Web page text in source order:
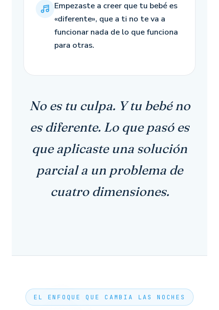
Empezaste a creer que tu bebé es
«diferente», que a ti no te va a
funcionar nada de lo que funciona
para otras.
No es tu culpa. Y tu bebé no
es diferente. Lo que pasó es
que aplicaste una solución
parcial a un problema de
cuatro dimensiones.
EL ENFOQUE QUE CAMBIA LAS NOCHES